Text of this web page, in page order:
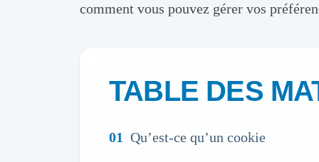
comment vous pouvez gérer vos
TABLE DES
Qu’est-ce qu’un cookie